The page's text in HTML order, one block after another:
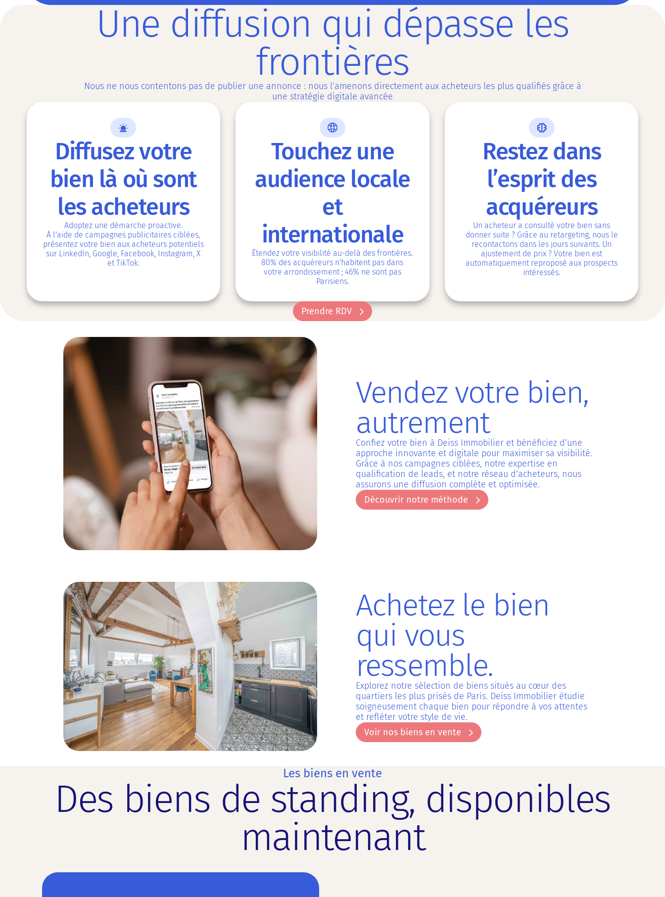
Une diffusion qui dépasse les
frontières
Nous ne nous contentons pas de publier une annonce : nous l’amenons directement aux acheteurs les plus qualifiés grâce à
une stratégie digitale avancée
Diffusez votre
bien là où sont
les acheteurs
Adoptez une démarche proactive.
À l'aide de campagnes publicitaires ciblées,
présentez votre bien aux acheteurs potentiels
sur LinkedIn, Google, Facebook, Instagram, X
et TikTok.
Touchez une
audience locale
et
internationale
Étendez votre visibilité au-delà des frontières.
80% des acquéreurs n'habitent pas dans
votre arrondissement ; 46% ne sont pas
Parisiens.
Restez dans
l’esprit des
acquéreurs
Un acheteur a consulté votre bien sans
donner suite ? Grâce au retargeting, nous le
recontactons dans les jours suivants. Un
ajustement de prix ? Votre bien est
automatiquement reproposé aux prospects
intéressés.
Prendre RDV
Prendre RDV
Vendez votre bien,
autrement
Confiez votre bien à Deiss Immobilier et bénéficiez d’une
approche innovante et digitale pour maximiser sa visibilité.
Grâce à nos campagnes ciblées, notre expertise en
qualification de leads, et notre réseau d’acheteurs, nous
assurons une diffusion complète et optimisée.
Découvrir notre méthode
Découvrir notre méthode
Achetez le bien
qui vous
ressemble.
Explorez notre sélection de biens situés au cœur des
quartiers les plus prisés de Paris. Deiss Immobilier étudie
soigneusement chaque bien pour répondre à vos attentes
et refléter votre style de vie.
Voir nos biens en vente
Voir nos biens en vente
Les biens en vente
Des biens de standing, disponibles
maintenant